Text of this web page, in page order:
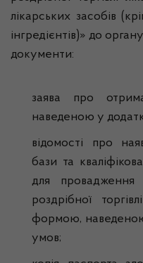
лікарських засобів
інгредієнтів)» до
документи:
заява про
наведеною у
відомості про
бази та
для провадження
роздрібної
формою,
умов;